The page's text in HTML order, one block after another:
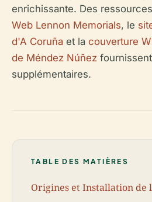
enrichissante. Des
Web Lennon Memorials, le
d'A Coruña et la couverture
de Méndez Núñez
supplémentaires.
TABLE DES MATIÈRES
Origines et Installation de